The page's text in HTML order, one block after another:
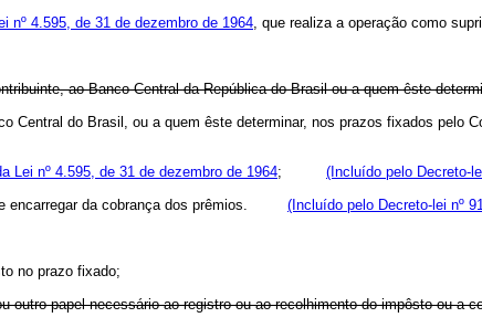
nº 4.595, de 31 de dezembro de 1964, que realiza a operação como
ao Banco Central da República do Brasil ou a quem êste
Central do Brasil, ou a quem êste determinar, nos prazos fixados
Lei nº 4.595, de 31 de dezembro de 1964; (Incluído pelo Decreto-
encarregar da cobrança dos prêmios. (Incluído pelo Decreto-lei nº
no prazo fixado;
papel necessário ao registro ou ao recolhimento do impôsto ou a